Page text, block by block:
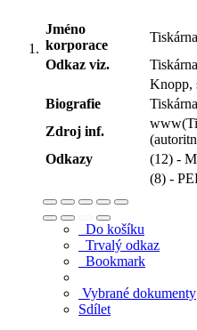
Jméno
korporace
Odkaz viz.
Knopp,
Biografie
Zdroj inf.
Odkazy
(12) -
(8) -
Do košíku
Trvalý odkaz
Bookmark
Vybrané dokumenty
Sdílet